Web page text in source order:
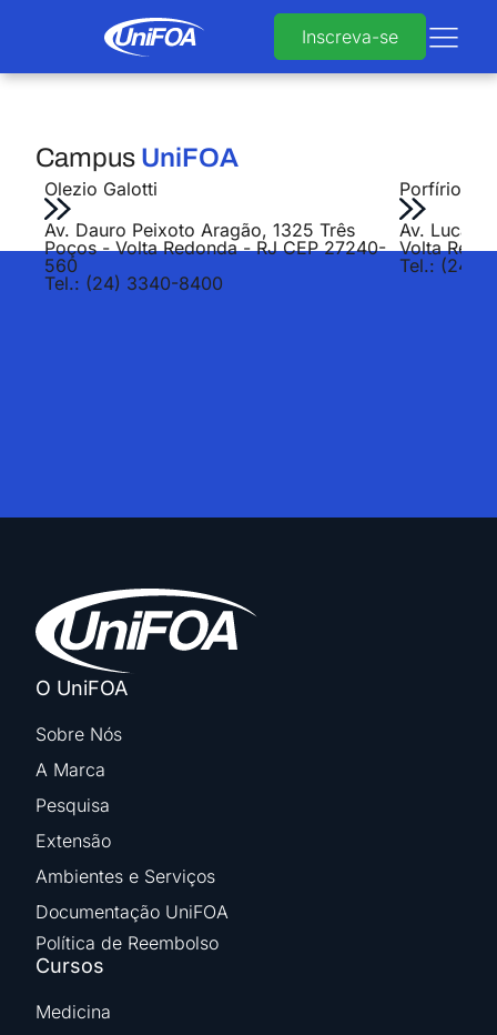
Inscreva-se
Campus UniFOA
Olezio Galotti
Av. Dauro Peixoto Aragão, 1325 Três
Poços - Volta Redonda - RJ CEP 27240-
560
Tel.: (24) 3340-8400
Porfírio
Av. Lucas
Volta
Tel.: (24)
O UniFOA
Sobre Nós
A Marca
Pesquisa
Extensão
Ambientes e Serviços
Documentação UniFOA
Política de Reembolso
Cursos
Medicina